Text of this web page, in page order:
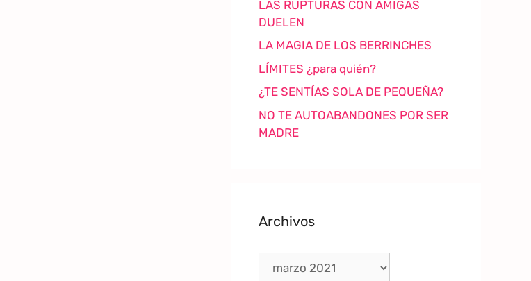
LAS RUPTURAS CON AMIGAS
DUELEN
LA MAGIA DE LOS BERRINCHES
LÍMITES ¿para quién?
¿TE SENTÍAS SOLA DE PEQUEÑA?
NO TE AUTOABANDONES POR SER
MADRE
Archivos